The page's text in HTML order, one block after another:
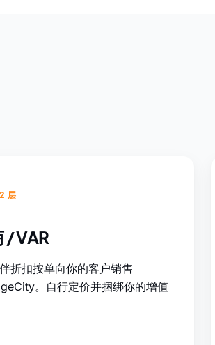
层
/ VAR
折扣按单向你的客户销售
。自行定价并捆绑你的增值